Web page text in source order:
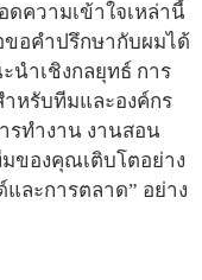
ความเข้าใจเหล่านี้
อคำปรึกษากับผมได้
นำเชิงกลยุทธ์ การ
ำหรับทีมและองค์กร
รทำงาน งานสอน
ของคุณเติบโตอย่าง
ละการตลาด” อย่าง